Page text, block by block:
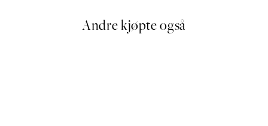
Andre kjøpte også